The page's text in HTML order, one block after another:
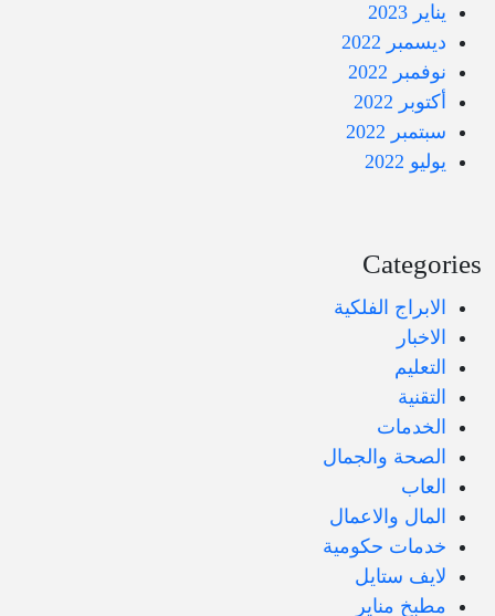
يناير 2023
ديسمبر 2022
نوفمبر 2022
أكتوبر 2022
سبتمبر 2022
يوليو 2022
Categories
الابراج الفلكية
الاخبار
التعليم
التقنية
الخدمات
الصحة والجمال
العاب
المال والاعمال
خدمات حكومية
لايف ستايل
مطبخ مناير